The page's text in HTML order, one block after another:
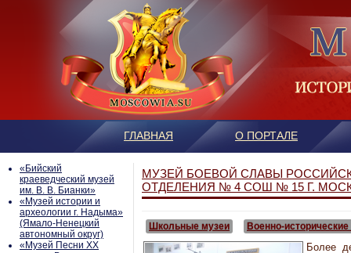
ГЛАВНАЯ О ПОРТАЛЕ
«Бийский
краеведческий музей
им. В. В. Бианки»
«Музей истории и
археологии г. Надыма»
(Ямало-Ненецкий
автономный округ)
«Музей Песни ХХ
МУЗЕЙ БОЕВОЙ СЛАВЫ
ОТДЕЛЕНИЯ № 4 СОШ № 15 Г.
Школьные музеи Военно-
Более